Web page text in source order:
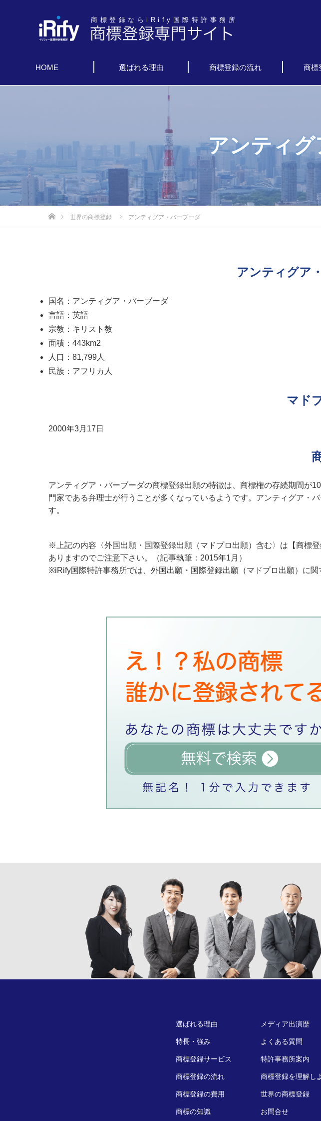
商標登録ならiRify国際特許事務所
HOME 選ばれる理由 商標登録の流れ 商標
アンティグ
世界の商標登録 アンティグア・バーブーダ
アンティグア
国名：アンティグア・バーブーダ
言語：英語
宗教：キリスト教
面積：443km2
人口：81,799人
民族：アフリカ人
マド
2000年3月17日
アンティグア・バーブーダの商標登録出願の特徴は、商標権の存続期間が
門家である弁理士が行うことが多くなっているようです。アンティグア・
す。
※上記の内容〈外国出願・国際登録出願（マドプロ出願）含む〉は【商標
ありますのでご注意下さい。（記事執筆：2015年1月）
※iRify国際特許事務所では、外国出願・国際登録出願（マドプロ出願）に
選ばれる理由
特長・強み
商標登録サービス
商標登録の流れ
商標登録の費用
商標の知識
メディア出演歴
よくある質問
特許事務所案内
商標登録を理解し
世界の商標登録
お問合せ